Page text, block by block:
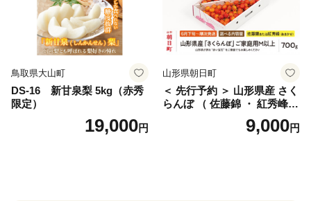
鳥取県大山町
DS-16 新甘泉梨 5kg（赤秀
限定）
19,000円
山形県朝日町
＜ 先行予約 ＞ 山形県産 さく
らんぼ （ 佐藤錦 ・ 紅秀峰
） ご家庭用 M以上 700g 【20
26年6月下旬から7月上旬発
9,000円